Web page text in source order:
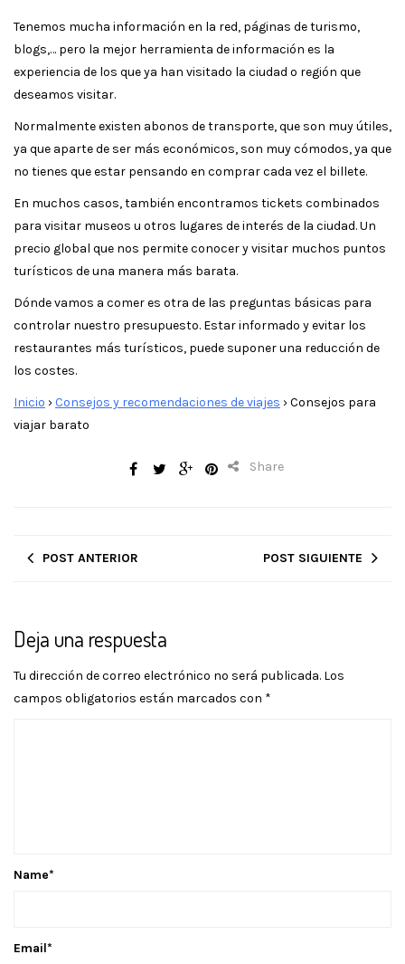
Tenemos mucha información en la red, páginas de turismo,
blogs,… pero la mejor herramienta de información es la
experiencia de los que ya han visitado la ciudad o región que
deseamos visitar.
Normalmente existen abonos de transporte, que son muy útiles,
ya que aparte de ser más económicos, son muy cómodos, ya que
no tienes que estar pensando en comprar cada vez el billete.
En muchos casos, también encontramos tickets combinados
para visitar museos u otros lugares de interés de la ciudad. Un
precio global que nos permite conocer y visitar muchos puntos
turísticos de una manera más barata.
Dónde vamos a comer es otra de las preguntas básicas para
controlar nuestro presupuesto. Estar informado y evitar los
restaurantes más turísticos, puede suponer una reducción de
los costes.
Inicio ›Consejos y recomendaciones de viajes ›Consejos para
viajar barato
Share
POST ANTERIOR POST SIGUIENTE
Deja una respuesta
Tu dirección de correo electrónico no será publicada. Los
campos obligatorios están marcados con *
Name*
Email*